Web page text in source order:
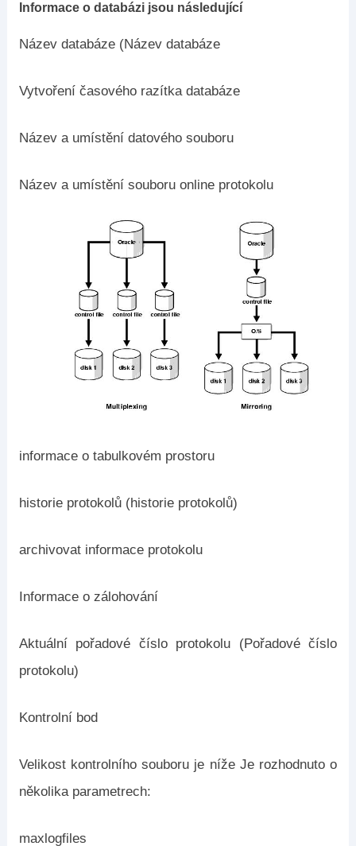
Informace o databázi jsou následující
Název databáze (Název databáze
Vytvoření časového razítka databáze
Název a umístění datového souboru
Název a umístění souboru online protokolu
informace o tabulkovém prostoru
historie protokolů (historie protokolů)
archivovat informace protokolu
Informace o zálohování
Aktuální pořadové číslo protokolu (Pořadové číslo
protokolu)
Kontrolní bod
Velikost kontrolního souboru je níže Je rozhodnuto o
několika parametrech:
maxlogfiles